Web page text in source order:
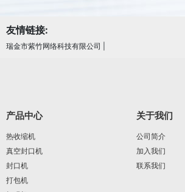
友情链接:
瑞金市紫竹网络科技有限公司
产品中心
热收缩机
真空封口机
封口机
打包机
关于我们
公司简介
加入我们
联系我们